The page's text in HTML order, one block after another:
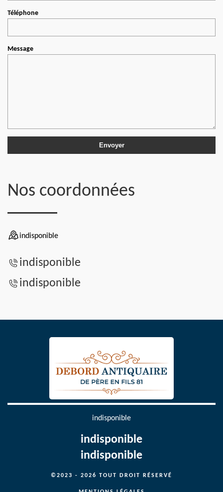
Téléphone
Message
Nos coordonnées
indisponible
indisponible
indisponible
indisponible
indisponible
indisponible
©2023 - 2026 TOUT DROIT RÉSERVÉ